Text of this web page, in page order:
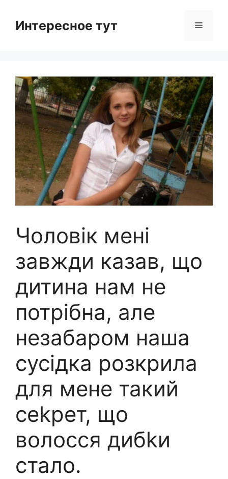
contentИнтересное тут Menu
Чоловік мені
завжди казав, що
дитина нам не
потрібна, але
незабаром наша
сусідка розкрила
для мене такий
сеkрет, що
волосся дибkи
стало.